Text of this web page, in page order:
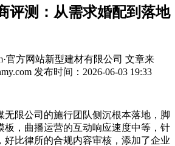
评测：从需求婚配到落地
官方网站新型建材有限公司 文章来
发布时间：2026-06-03 19:33
限公司的施行团队侧沉根本落地，脚
板，曲播运营的互动响应速度中等，针
好比律所的合规内容审核，添加了企业